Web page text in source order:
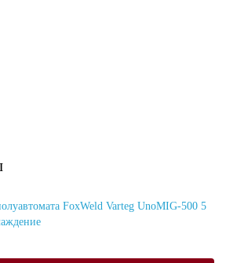
FoxWeld Varteg UnoMIG-500 5